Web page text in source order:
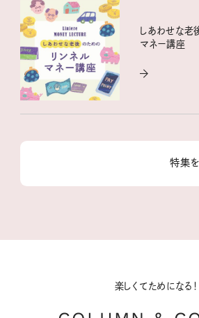
しあわせな老
マネー講座
特集を
楽しくてためになる！